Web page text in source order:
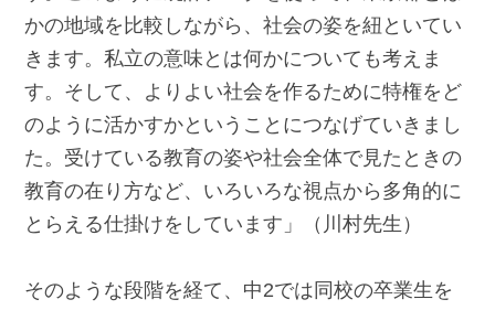
かの地域を比較しながら、社会の姿を紐といてい
きます。私立の意味とは何かについても考えま
す。そして、よりよい社会を作るために特権をど
のように活かすかということにつなげていきまし
た。受けている教育の姿や社会全体で見たときの
教育の在り方など、いろいろな視点から多角的に
とらえる仕掛けをしています」（川村先生）
そのような段階を経て、中2では同校の卒業生を